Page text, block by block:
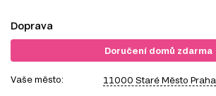
Doprava
Doručení domů zdarma
Vaše město: 11000 Staré Město Praha